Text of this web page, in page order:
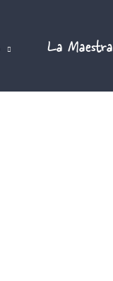
La Maestra